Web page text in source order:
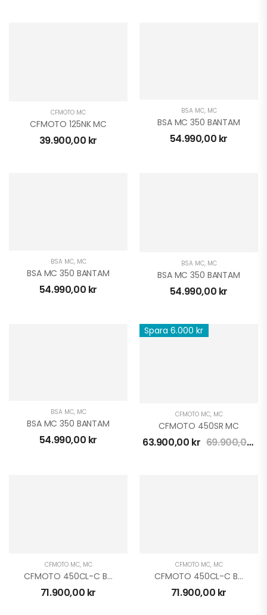
CFMOTO MC
CFMOTO 125NK MC
39.900,00 kr
BSA MC, MC
BSA MC 350 BANTAM
54.990,00 kr
BSA MC, MC
BSA MC 350 BANTAM
54.990,00 kr
BSA MC, MC
BSA MC 350 BANTAM
54.990,00 kr
BSA MC, MC
BSA MC 350 BANTAM
54.990,00 kr
Spara 6.000 kr
CFMOTO MC, MC
CFMOTO 450SR MC
63.900,00 kr 69.900,00
CFMOTO MC, MC
CFMOTO 450CL-C BOBBER MC
71.900,00 kr
CFMOTO MC, MC
CFMOTO 450CL-C BOBBER MC
71.900,00 kr